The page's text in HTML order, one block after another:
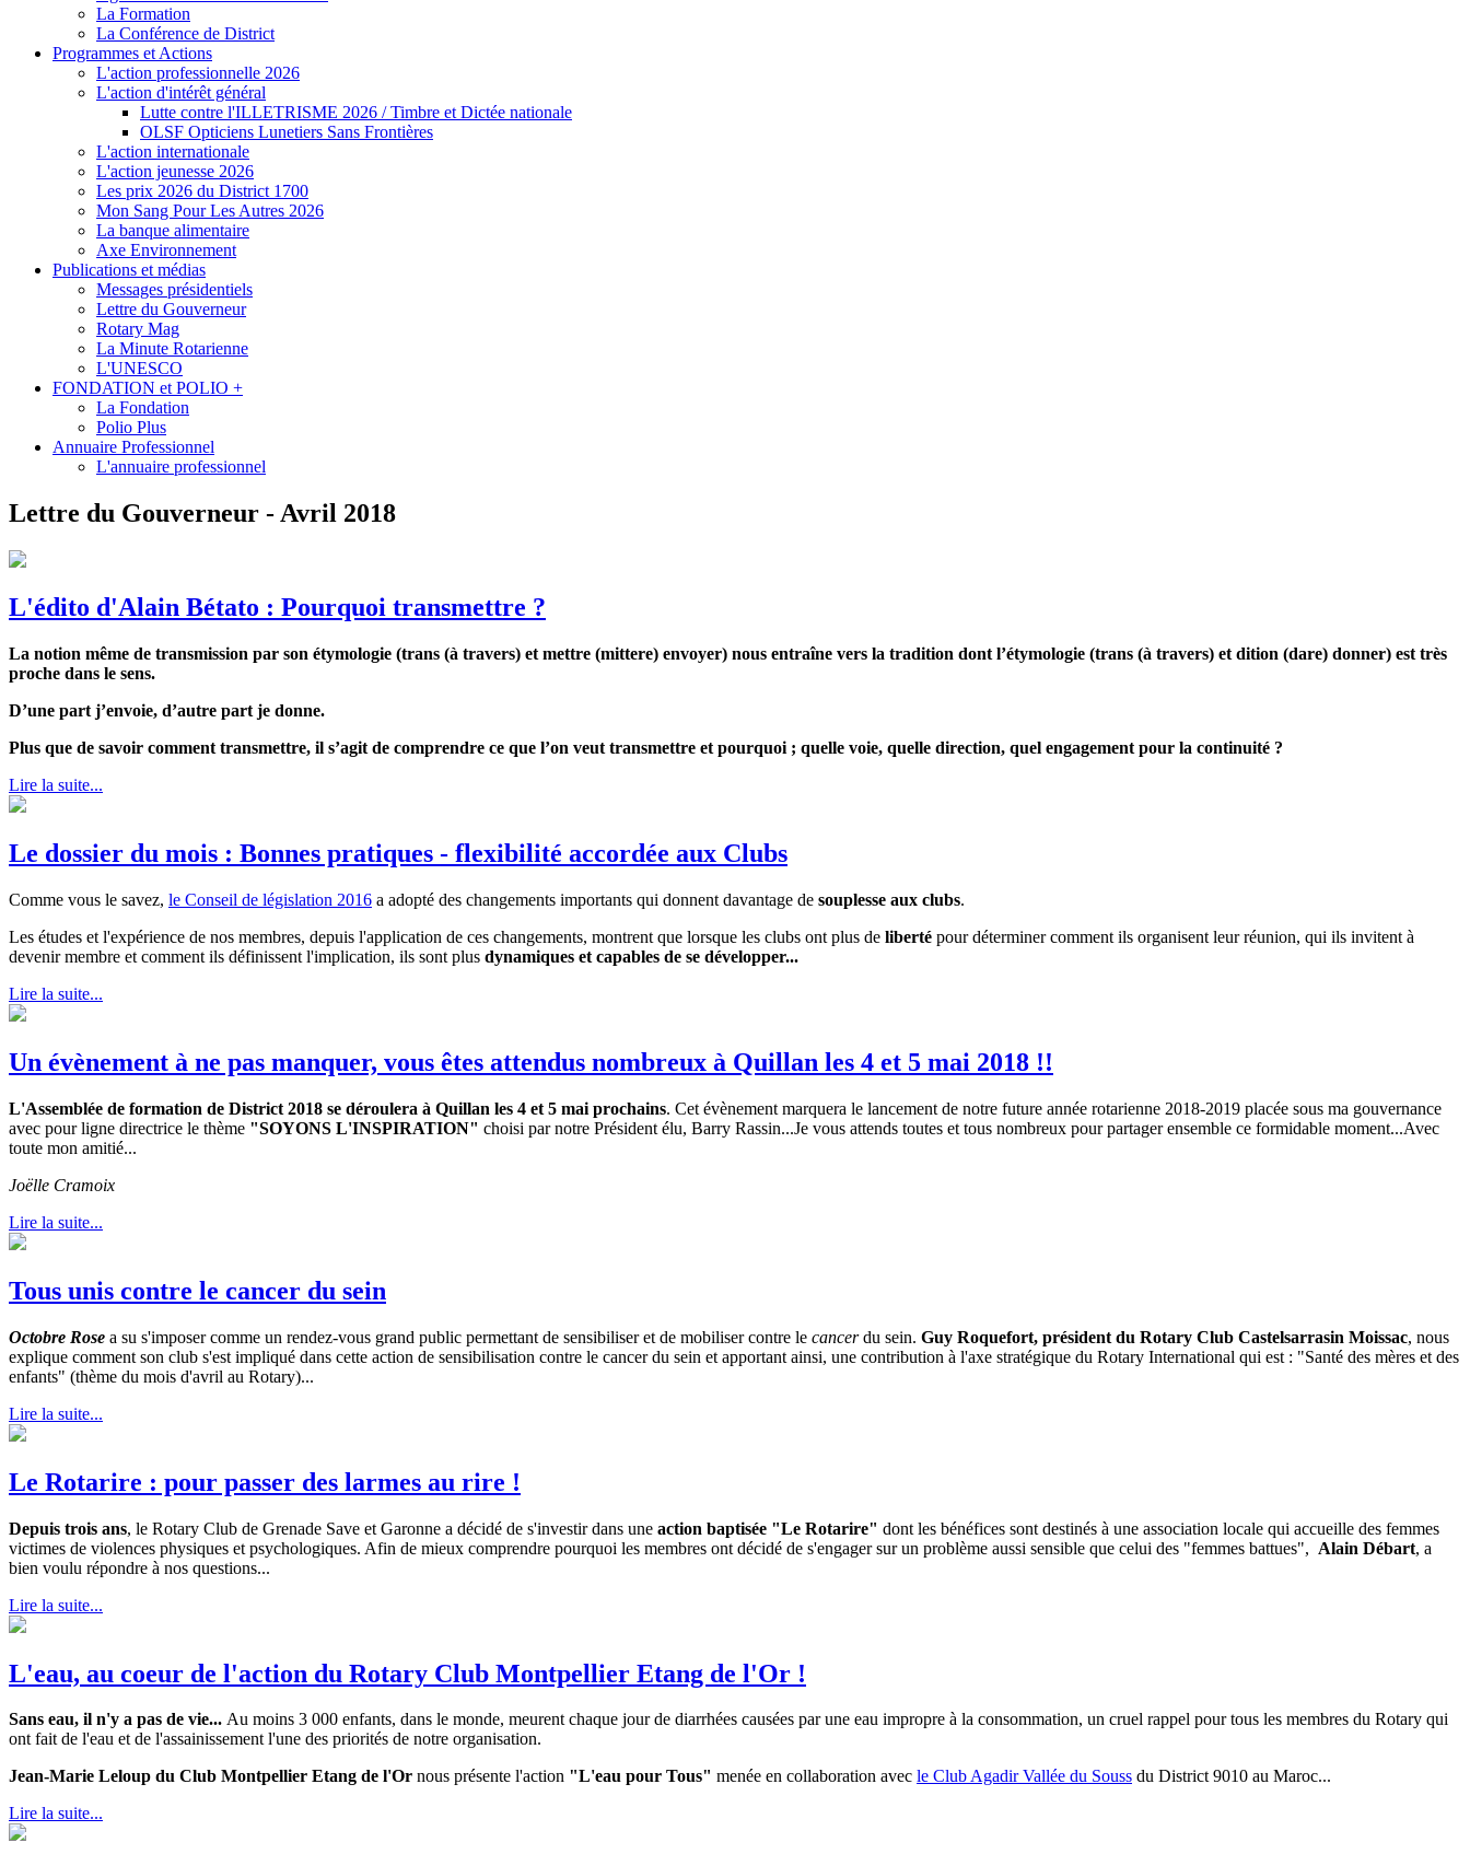
La Formation
La Conférence de District
Programmes et Actions
L'action professionnelle 2026
L'action d'intérêt général
Lutte contre l'ILLETRISME 2026 / Timbre et Dictée nationale
OLSF Opticiens Lunetiers Sans Frontières
L'action internationale
L'action jeunesse 2026
Les prix 2026 du District 1700
Mon Sang Pour Les Autres 2026
La banque alimentaire
Axe Environnement
Publications et médias
Messages présidentiels
Lettre du Gouverneur
Rotary Mag
La Minute Rotarienne
L'UNESCO
FONDATION et POLIO +
La Fondation
Polio Plus
Annuaire Professionnel
L'annuaire professionnel
Lettre du Gouverneur - Avril 2018
L'édito d'Alain Bétato : Pourquoi transmettre ?
La notion même de transmission par son étymologie (trans (à travers) et mettre (mittere) envoyer) nous entraîne vers la tradition dont l’étymologie (trans (à travers) et dition (dare) donner) est très
proche dans le sens.
D’une part j’envoie, d’autre part je donne.
Plus que de savoir comment transmettre, il s’agit de comprendre ce que l’on veut transmettre et pourquoi ; quelle voie, quelle direction, quel engagement pour la continuité ?
Lire la suite...
Le dossier du mois : Bonnes pratiques - flexibilité accordée aux Clubs
Comme vous le savez, le Conseil de législation 2016 a adopté des changements importants qui donnent davantage de souplesse aux clubs.
Les études et l'expérience de nos membres, depuis l'application de ces changements, montrent que lorsque les clubs ont plus de liberté pour déterminer comment ils organisent leur réunion, qui ils invitent à
devenir membre et comment ils définissent l'implication, ils sont plus dynamiques et capables de se développer...
Lire la suite...
Un évènement à ne pas manquer, vous êtes attendus nombreux à Quillan les 4 et 5 mai 2018 !!
L'Assemblée de formation de District 2018 se déroulera à Quillan les 4 et 5 mai prochains. Cet évènement marquera le lancement de notre future année rotarienne 2018-2019 placée sous ma gouvernance
avec pour ligne directrice le thème "SOYONS L'INSPIRATION" choisi par notre Président élu, Barry Rassin...Je vous attends toutes et tous nombreux pour partager ensemble ce formidable moment...Avec
toute mon amitié...
Joëlle Cramoix
Lire la suite...
Tous unis contre le cancer du sein
Octobre Rose a su s'imposer comme un rendez-vous grand public permettant de sensibiliser et de mobiliser contre le cancerdu sein. Guy Roquefort, président du Rotary Club Castelsarrasin Moissac, nous
explique comment son club s'est impliqué dans cette action de sensibilisation contre le cancer du sein et apportant ainsi, une contribution à l'axe stratégique du Rotary International qui est : "Santé des mères et des
enfants" (thème du mois d'avril au Rotary)...
Lire la suite...
Le Rotarire : pour passer des larmes au rire !
Depuis trois ans, le Rotary Club de Grenade Save et Garonne a décidé de s'investir dans une action baptisée "Le Rotarire" dont les bénéfices sont destinés à une association locale qui accueille des femmes
victimes de violences physiques et psychologiques. Afin de mieux comprendre pourquoi les membres ont décidé de s'engager sur un problème aussi sensible que celui des "femmes battues", Alain Débart, a
bien voulu répondre à nos questions...
Lire la suite...
L'eau, au coeur de l'action du Rotary Club Montpellier Etang de l'Or !
Sans eau, il n'y a pas de vie... Au moins 3 000 enfants, dans le monde, meurent chaque jour de diarrhées causées par une eau impropre à la consommation, un cruel rappel pour tous les membres du Rotary qui
ont fait de l'eau et de l'assainissement l'une des priorités de notre organisation.
Jean-Marie Leloup du Club Montpellier Etang de l'Or nous présente l'action "L'eau pour Tous" menée en collaboration avec le Club Agadir Vallée du Souss du District 9010 au Maroc...
Lire la suite...